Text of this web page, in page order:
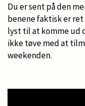
Du er sent på den
benene faktisk er
lyst til at komme ud
ikke tøve med at
weekenden.